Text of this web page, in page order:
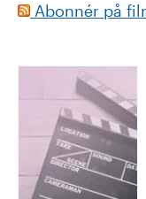
Abonnér på